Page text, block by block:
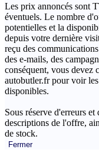
Les prix annoncés sont
éventuels. Le nombre
potentielles et la
depuis votre dernière
reçu des
des e-mails, des
conséquent, vous devez
autobutler.fr pour voir
disponibles.
Sous réserve d'erreurs
descriptions de l'offre,
de stock.
Fermer